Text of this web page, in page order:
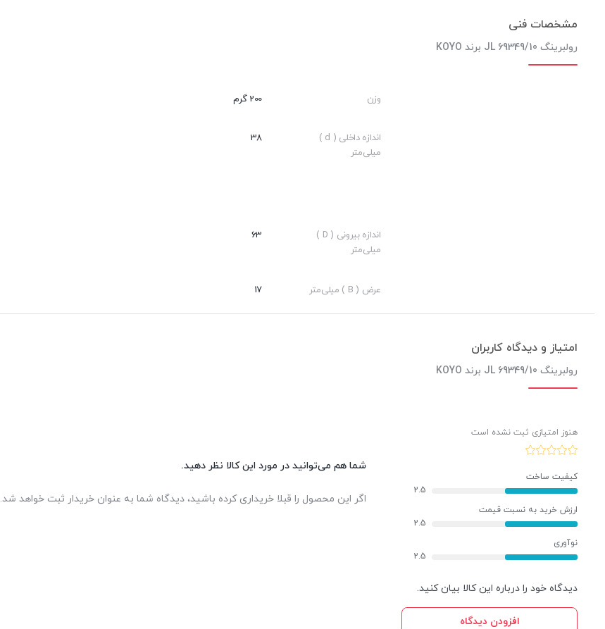
مشخصات فنی
رولبرینگ JL 69349/10 برند KOYO
وزن 200 گرم
اندازه داخلی ( d )
میلی‌متر
38
اندازه بیرونی ( D )
میلی‌متر
63
عرض ( B ) میلی‌متر 17
امتیاز و دیدگاه کاربران
رولبرینگ JL 69349/10 برند KOYO
هنوز امتیازی ثبت نشده است
کیفیت ساخت
2.5
ارزش خرید به نسبت قیمت
2.5
نوآوری
2.5
دیدگاه خود را درباره این کالا بیان کنید.
افزودن دیدگاه
شما هم می‌توانید در مورد این کالا نظر دهید.
اگر این محصول را قبلا خریداری کرده باشید، دیدگاه شما به عنوان خریدار ثبت خواهد شد.